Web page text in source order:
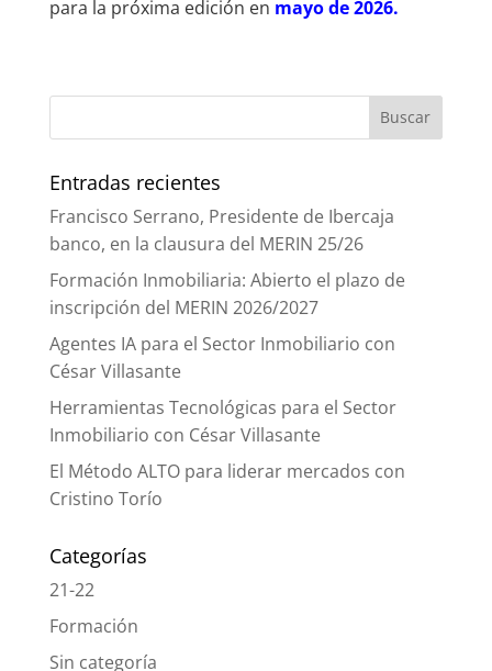
para la próxima edición en mayo de 2026.
Entradas recientes
Francisco Serrano, Presidente de Ibercaja
banco, en la clausura del MERIN 25/26
Formación Inmobiliaria: Abierto el plazo de
inscripción del MERIN 2026/2027
Agentes IA para el Sector Inmobiliario con
César Villasante
Herramientas Tecnológicas para el Sector
Inmobiliario con César Villasante
El Método ALTO para liderar mercados con
Cristino Torío
Categorías
21-22
Formación
Sin categoría